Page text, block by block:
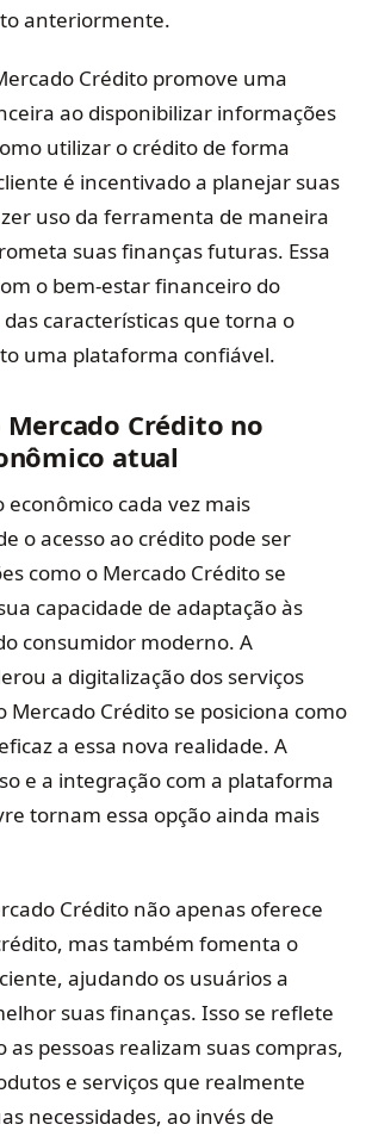
anteriormente.
Crédito promove uma
ao disponibilizar informações
utilizar o crédito de forma
é incentivado a planejar suas
uso da ferramenta de maneira
suas finanças futuras. Essa
o bem-estar financeiro do
características que torna o
uma plataforma confiável.
Mercado Crédito no
atual
econômico cada vez mais
o acesso ao crédito pode ser
como o Mercado Crédito se
capacidade de adaptação às
consumidor moderno. A
a digitalização dos serviços
Mercado Crédito se posiciona como
a essa nova realidade. A
e a integração com a plataforma
tornam essa opção ainda mais
Crédito não apenas oferece
mas também fomenta o
ajudando os usuários a
suas finanças. Isso se reflete
as pessoas realizam suas compras,
e serviços que realmente
necessidades, ao invés de